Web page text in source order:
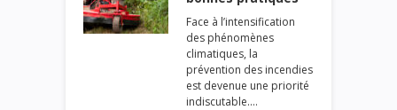
Face à l’intensification
des phénomènes
climatiques, la
prévention des incendies
est devenue une priorité
indiscutable.…